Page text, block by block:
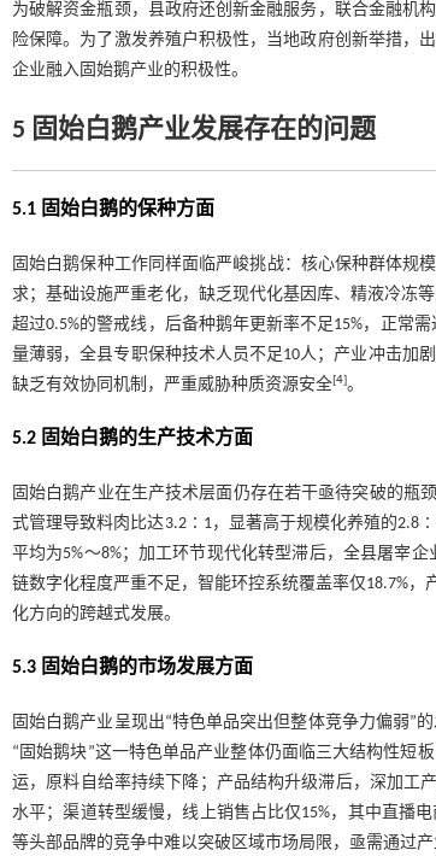
为破解资金瓶颈，县政府还创新金融服务，联合金融机
险保障。为了激发养殖户积极性，当地政府创新举措，
企业融入固始鹅产业的积极性。
5 固始白鹅产业发展存在的问题
5.1 固始白鹅的保种方面
固始白鹅保种工作同样面临严峻挑战：核心保种群体规
求；基础设施严重老化，缺乏现代化基因库、精液冷冻
超过0.5%的警戒线，后备种鹅年更新率不足15%，正常
量薄弱，全县专职保种技术人员不足10人；产业冲击加
缺乏有效协同机制，严重威胁种质资源安全[4]。
5.2 固始白鹅的生产技术方面
固始白鹅产业在生产技术层面仍存在若干亟待突破的瓶
式管理导致料肉比达3.2∶1，显著高于规模化养殖的
平均为5%～8%；加工环节现代化转型滞后，全县屠宰
链数字化程度严重不足，智能环控系统覆盖率仅18.7%
化方向的跨越式发展。
5.3 固始白鹅的市场发展方面
固始白鹅产业呈现出“特色单品突出但整体竞争力偏弱”
“固始鹅块”这一特色单品产业整体仍面临三大结构性短
运，原料自给率持续下降；产品结构升级滞后，深加工
水平；渠道转型缓慢，线上销售占比仅15%，其中直播
等头部品牌的竞争中难以突破区域市场局限，亟需通过